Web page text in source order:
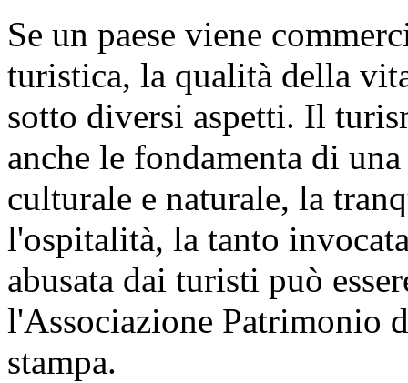
Se un paese viene
turistica, la qualità della
sotto diversi aspetti. Il
anche le fondamenta di
culturale e naturale, la
l'ospitalità, la tanto
abusata dai turisti può
l'Associazione Patrimonio
stampa.